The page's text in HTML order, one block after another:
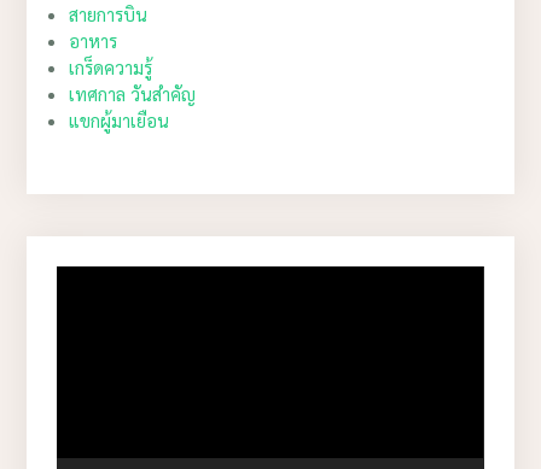
สายการบิน
อาหาร
เกร็ดความรู้
เทศกาล วันสำคัญ
แขกผู้มาเยือน